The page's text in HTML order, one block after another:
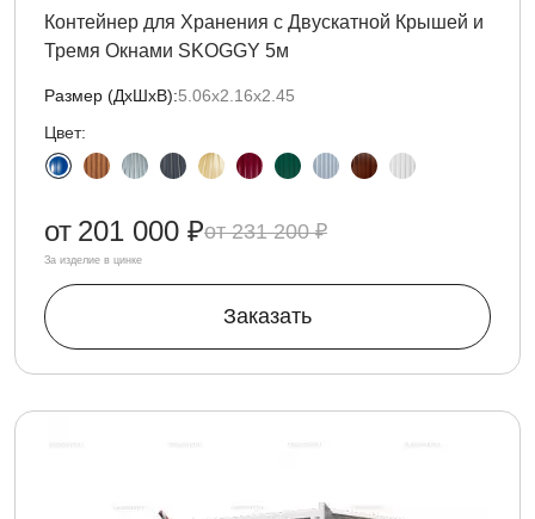
Контейнер для Хранения с Двускатной Крышей и
Тремя Окнами SKOGGY 5м
Размер (ДxШxВ):5.06х2.16х2.45
Цвет:
231 200 ₽
от 201 000 ₽
За изделие в цинке
Заказать